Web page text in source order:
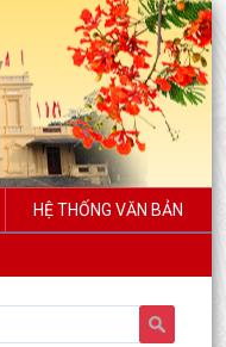
HỆ THỐNG VĂN BẢN